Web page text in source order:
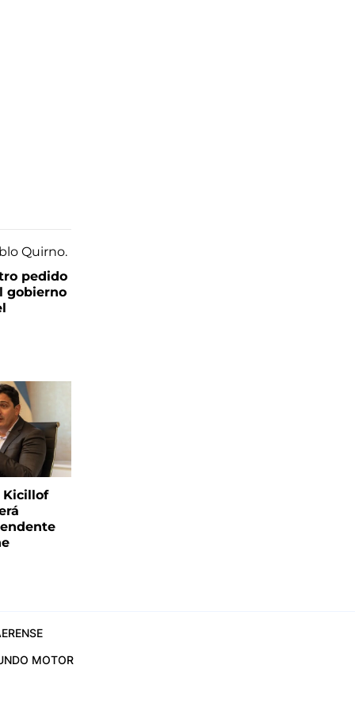
pedido
gobierno
Kicillof
MOTOR